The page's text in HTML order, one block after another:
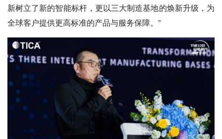
新树立了新的智能标杆，更以三大制造基地的焕新升级，为
全球客户提供更高标准的产品与服务保障。”